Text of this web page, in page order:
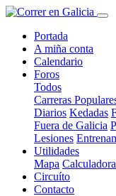
Portada
A miña conta
Calendario
Foros
Todos
Carreras
Diarios Kedadas
Fuera de Galicia
Lesiones
Utilidades
Mapa Calculadora
Circuíto
Contacto